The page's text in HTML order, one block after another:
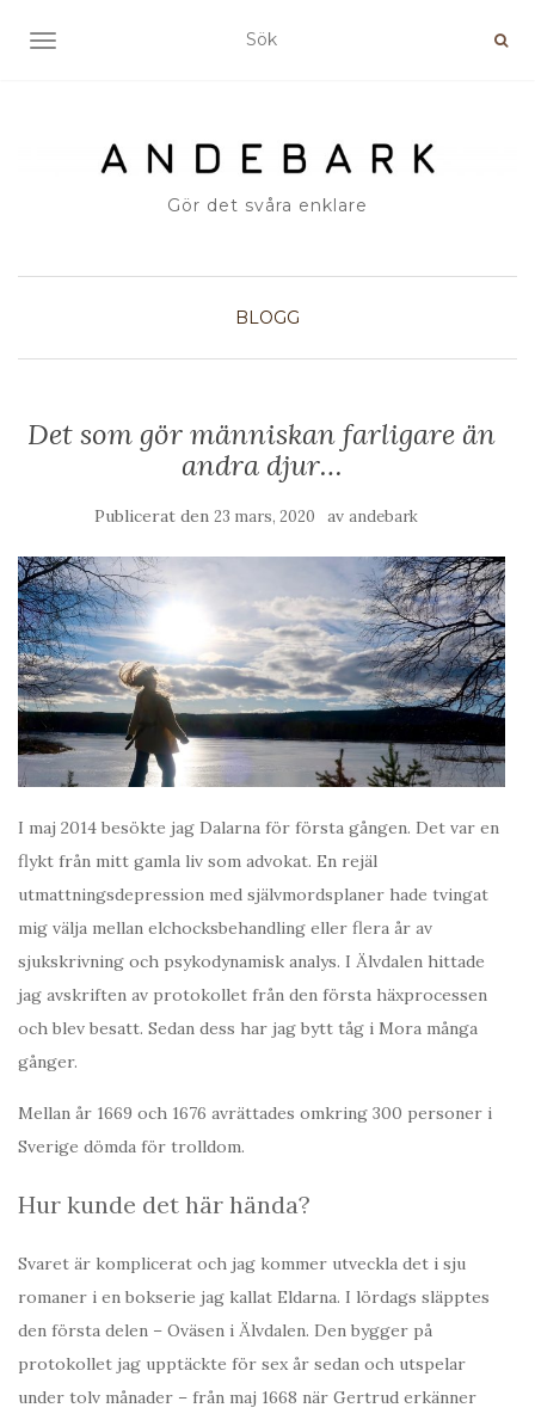
SLÅ PÅ/AV NAVIGERING
Gör det svåra enklare
BLOGG
Det som gör människan farligare än
andra djur…
Publicerat den 23 mars, 2020 av andebark
I maj 2014 besökte jag Dalarna för första gången. Det var en
flykt från mitt gamla liv som advokat. En rejäl
utmattningsdepression med självmordsplaner hade tvingat
mig välja mellan elchocksbehandling eller flera år av
sjukskrivning och psykodynamisk analys. I Älvdalen hittade
jag avskriften av protokollet från den första häxprocessen
och blev besatt. Sedan dess har jag bytt tåg i Mora många
gånger.
Mellan år 1669 och 1676 avrättades omkring 300 personer i
Sverige dömda för trolldom.
Hur kunde det här hända?
Svaret är komplicerat och jag kommer utveckla det i sju
romaner i en bokserie jag kallat Eldarna. I lördags släpptes
den första delen – Oväsen i Älvdalen. Den bygger på
protokollet jag upptäckte för sex år sedan och utspelar
under tolv månader – från maj 1668 när Gertrud erkänner